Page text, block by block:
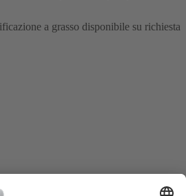
a grasso disponibile su richiesta